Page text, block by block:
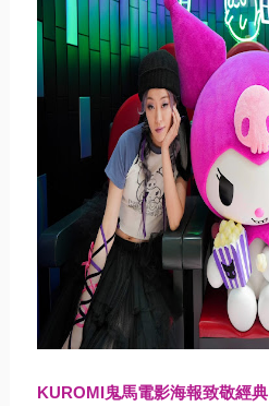
KUROMI鬼馬電影海報致敬經典